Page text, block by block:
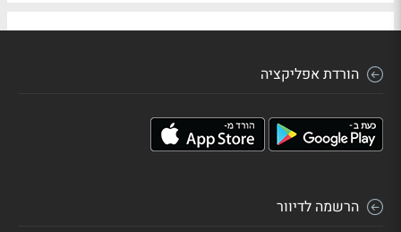
הורדת אפליקציה
הרשמה לדיוור